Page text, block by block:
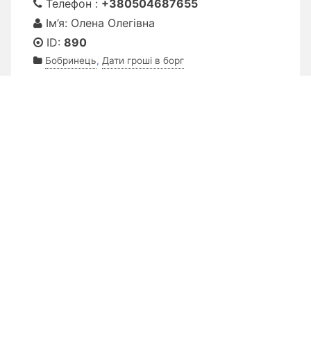
Телефон : +380504687655
Ім’я: Олена Олегівна
ID: 890
Бобринець, Дати гроші в борг